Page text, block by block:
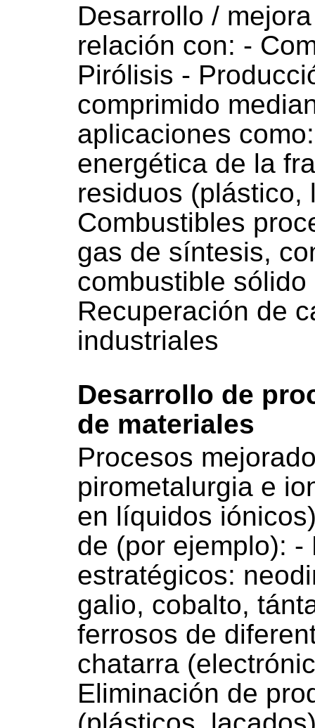
Desarrollo /
relación con: -
Pirólisis -
comprimido
aplicaciones
energética de la
residuos (plástico,
Combustibles
gas de síntesis,
combustible
Recuperación de
industriales
Desarrollo de
de materiales
Procesos
pirometalurgia e
en líquidos
de (por ejemplo):
estratégicos:
galio, cobalto,
ferrosos de
chatarra
Eliminación de